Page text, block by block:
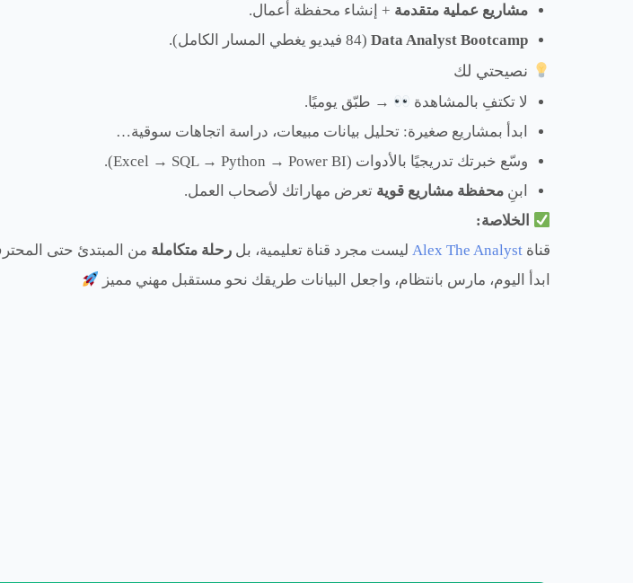
مشاريع عملية متقدمة + إنشاء محفظة أعمال.
Data Analyst Bootcamp (84 فيديو يغطي المسار الكامل).
نصيحتي لك
لا تكتفِ بالمشاهدة
→ طبّق يوميًا.
ابدأ بمشاريع صغيرة: تحليل بيانات مبيعات، دراسة اتجاهات سوقية…
وسّع خبرتك تدريجيًا بالأدوات (Excel → SQL → Python → Power BI).
ابنِ محفظة مشاريع قوية تعرض مهاراتك لأصحاب العمل.
الخلاصة:
قناة Alex The Analyst ليست مجرد قناة تعليمية، بل رحلة متكاملة من المبتدئ حتى
ابدأ اليوم، مارس بانتظام، واجعل البيانات طريقك نحو مستقبل مهني مميز